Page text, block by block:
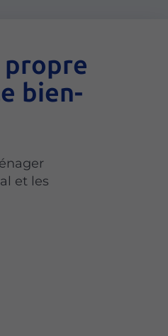
propre
bien-
et les